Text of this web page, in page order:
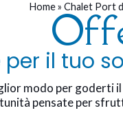
Home» Chalet Port
per il tuo
modo per goderti
pensate per